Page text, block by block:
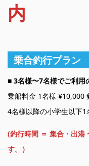
内
乗合釣行プラン
■ 3名様〜7名様でご利用
乗船料金 1名様 ¥10,000
4名様以降の小学生以下
(釣行時間 ＝ 集合・出港
す。）